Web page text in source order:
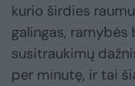
kurio širdies
galingas, ramybės
susitraukimų
per minutę, ir tai